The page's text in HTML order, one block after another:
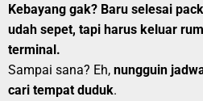
Kebayang gak? Baru selesai
udah sepet, tapi harus keluar
terminal.
Sampai sana? Eh, nungguin
cari tempat duduk.